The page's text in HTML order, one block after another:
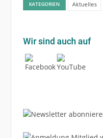
KATEGORIEN Aktuelles
Wir sind auch auf